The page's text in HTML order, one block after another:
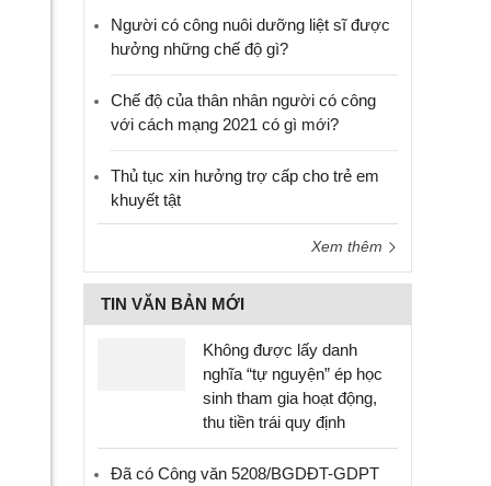
Người có công nuôi dưỡng liệt sĩ được
hưởng những chế độ gì?
Chế độ của thân nhân người có công
với cách mạng 2021 có gì mới?
Thủ tục xin hưởng trợ cấp cho trẻ em
khuyết tật
Xem thêm
TIN VĂN BẢN MỚI
Không được lấy danh
nghĩa “tự nguyện” ép học
sinh tham gia hoạt động,
thu tiền trái quy định
Đã có Công văn 5208/BGDĐT-GDPT